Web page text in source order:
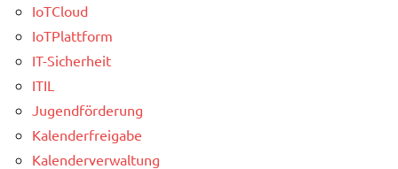
IoTCloud
IoTPlattform
IT-Sicherheit
ITIL
Jugendförderung
Kalenderfreigabe
Kalenderverwaltung